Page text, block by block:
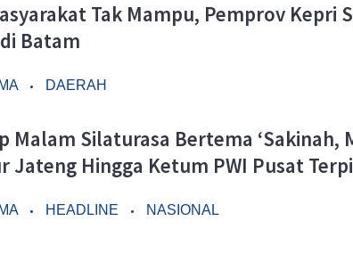
Tak Mampu, Pemprov Kepri
Batam
DAERAH
Malam Silaturasa Bertema ‘Sakinah,
Jateng Hingga Ketum PWI Pusat
HEADLINE NASIONAL